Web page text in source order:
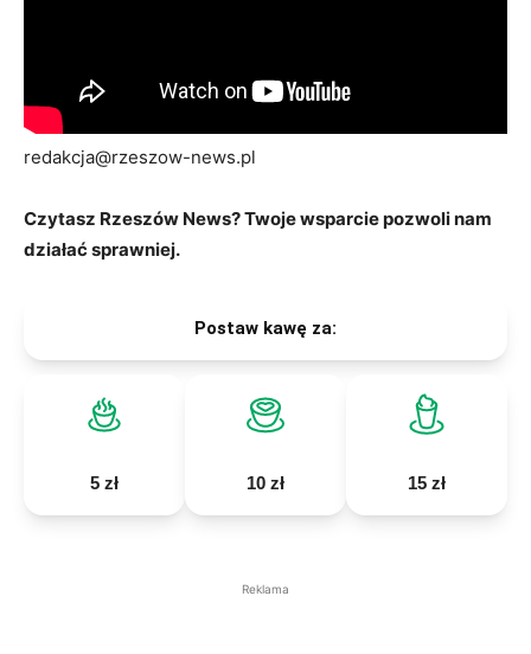
redakcja@rzeszow-news.pl
Czytasz Rzeszów News? Twoje wsparcie pozwoli nam
działać sprawniej.
Postaw kawę za:
5 zł 10 zł 15 zł
Reklama